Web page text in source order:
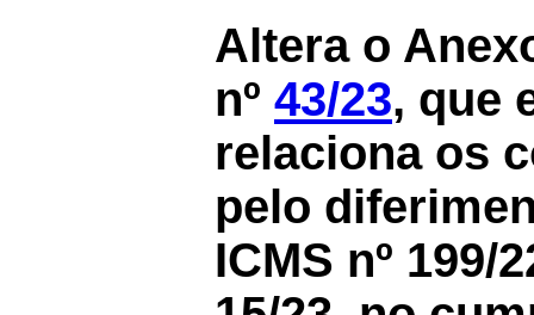
Altera o
nº 43/23, que
relaciona os
pelo
ICMS nº 199/